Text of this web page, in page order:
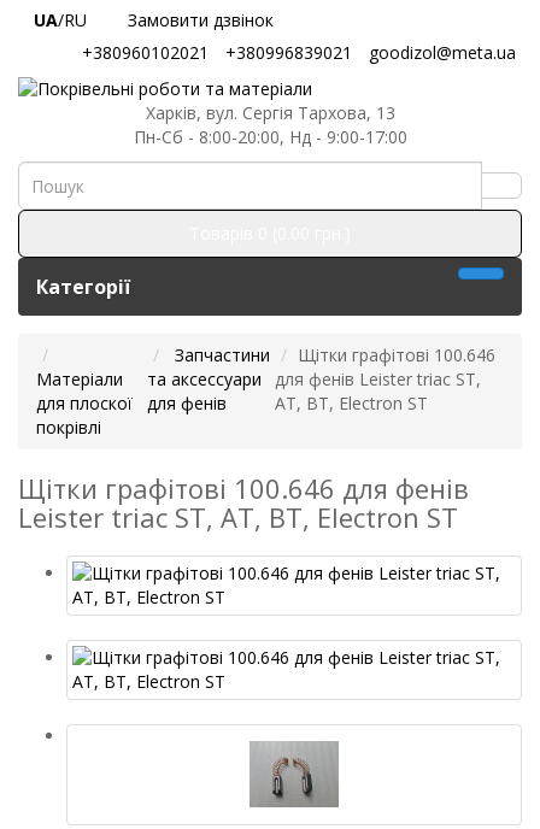
UA/RU
Замовити дзвінок
+380960102021
+380996839021 goodizol@meta.ua
Харків, вул. Сергія Тархова, 13
Пн-Сб - 8:00-20:00, Нд - 9:00-17:00
Категорії
Матеріали
для плоскої
покрівлі
Запчастини
та аксессуари
для фенів
Щітки графітові 100.646
для фенів Leister triac ST,
AT, BT, Electron ST
Щітки графітові 100.646 для фенів
Leister triac ST, AT, BT, Electron ST